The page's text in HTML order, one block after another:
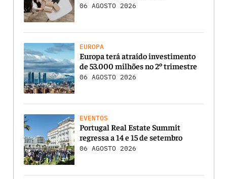
06 AGOSTO 2026
EUROPA
Europa terá atraído investimento
de 53.000 milhões no 2º trimestre
06 AGOSTO 2026
EVENTOS
Portugal Real Estate Summit
regressa a 14 e 15 de setembro
06 AGOSTO 2026